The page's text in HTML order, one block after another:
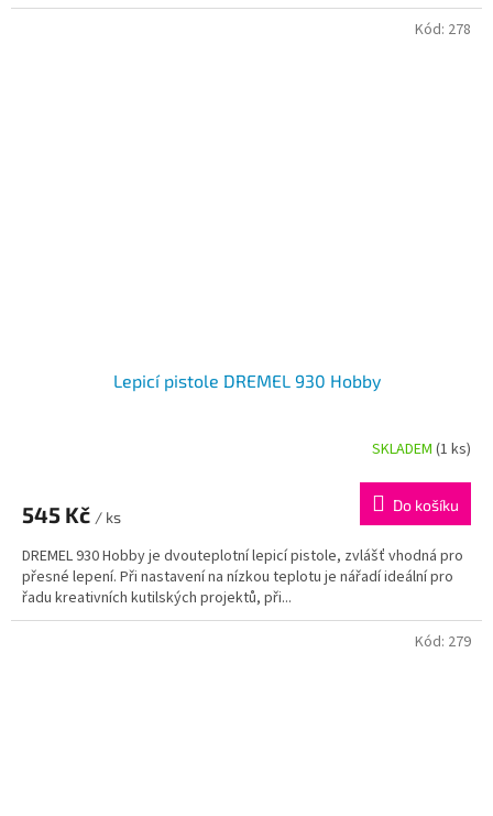
Lepicí pistole DREMEL 930 Hobby
je
z
5
hvězdiček.
SKLADEM(1 ks)
545 Kč / ks
Do košíku
DREMEL 930 Hobby je dvouteplotní lepicí pistole, zvlášť vhodná pro
přesné lepení. Při nastavení na nízkou teplotu je nářadí ideální pro
řadu kreativních kutilských projektů, při...
Kód: 278
Kód: 279